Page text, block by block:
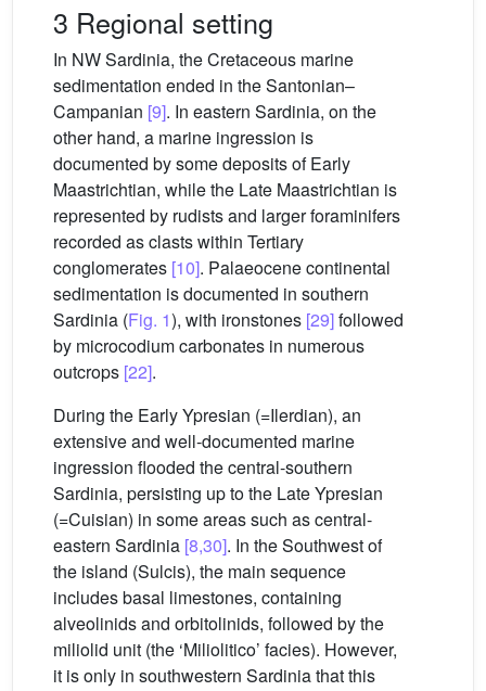
3 Regional setting
In NW Sardinia, the Cretaceous marine
sedimentation ended in the Santonian–
Campanian [9]. In eastern Sardinia, on the
other hand, a marine ingression is
documented by some deposits of Early
Maastrichtian, while the Late Maastrichtian is
represented by rudists and larger foraminifers
recorded as clasts within Tertiary
conglomerates [10]. Palaeocene continental
sedimentation is documented in southern
Sardinia (Fig. 1), with ironstones [29]followed
by microcodium carbonates in numerous
outcrops [22].
During the Early Ypresian (=Ilerdian), an
extensive and well-documented marine
ingression flooded the central-southern
Sardinia, persisting up to the Late Ypresian
(=Cuisian) in some areas such as central-
eastern Sardinia [8,30]. In the Southwest of
the island (Sulcis), the main sequence
includes basal limestones, containing
alveolinids and orbitolinids, followed by the
miliolid unit (the ‘Miliolitico’ facies). However,
it is only in southwestern Sardinia that this